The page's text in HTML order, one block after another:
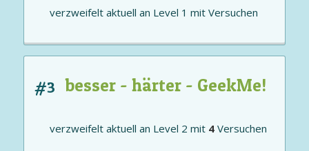
verzweifelt aktuell an Level 1 mitVersuchen
#3 besser - härter - GeekMe!
verzweifelt aktuell an Level 2 mit 4 Versuchen